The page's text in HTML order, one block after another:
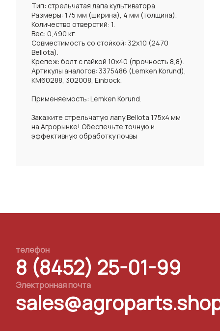
Тип: стрельчатая лапа культиватора.
Размеры: 175 мм (ширина), 4 мм (толщина).
Количество отверстий: 1.
Вес: 0,490 кг.
Совместимость со стойкой: 32x10 (2470
Bellota).
Крепеж: болт с гайкой 10x40 (прочность 8,8).
Артикулы аналогов: 3375486 (Lemken Korund),
KM60288, 302008, Einbock.
Применяемость: Lemken Korund.
Закажите стрельчатую лапу Bellota 175x4 мм
на Агрорынке! Обеспечьте точную и
эффективную обработку почвы
телефон
8 (8452) 25-01-99
Электронная почта